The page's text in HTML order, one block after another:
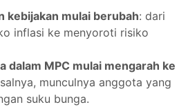
kebijakan mulai berubah: dari
inflasi ke menyoroti risiko
dalam MPC mulai mengarah ke
munculnya anggota yang
suku bunga.